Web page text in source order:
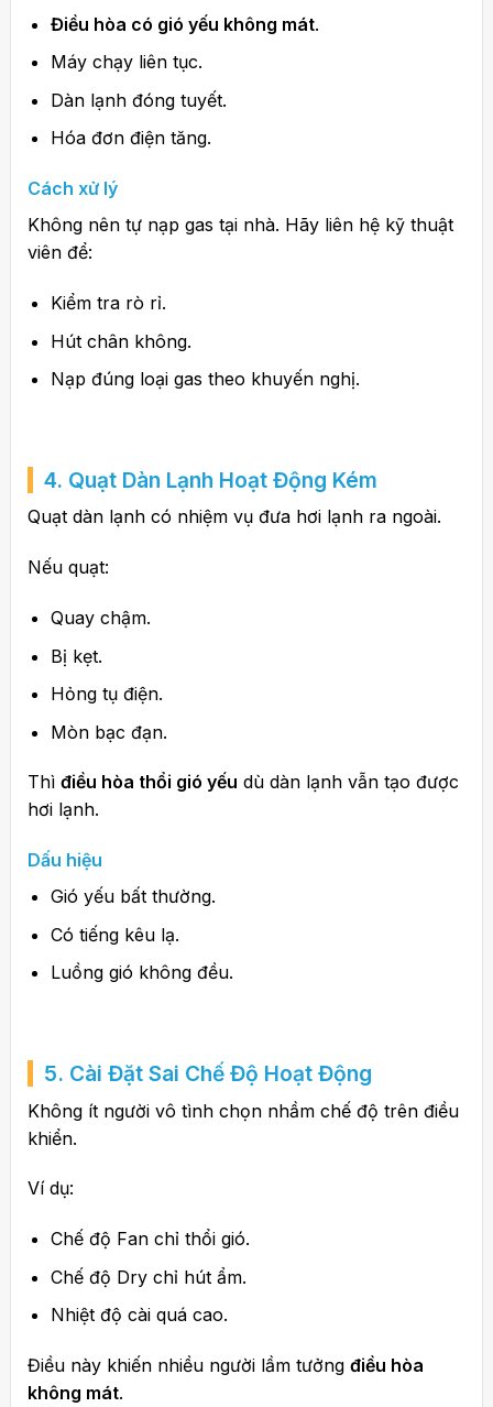
Điều hòa có gió yếu không mát.
Máy chạy liên tục.
Dàn lạnh đóng tuyết.
Hóa đơn điện tăng.
Cách xử lý
Không nên tự nạp gas tại nhà. Hãy liên hệ kỹ thuật
viên để:
Kiểm tra rò rỉ.
Hút chân không.
Nạp đúng loại gas theo khuyến nghị.
4. Quạt Dàn Lạnh Hoạt Động Kém
Quạt dàn lạnh có nhiệm vụ đưa hơi lạnh ra ngoài.
Nếu quạt:
Quay chậm.
Bị kẹt.
Hỏng tụ điện.
Mòn bạc đạn.
Thì điều hòa thổi gió yếu dù dàn lạnh vẫn tạo được
hơi lạnh.
Dấu hiệu
Gió yếu bất thường.
Có tiếng kêu lạ.
Luồng gió không đều.
5. Cài Đặt Sai Chế Độ Hoạt Động
Không ít người vô tình chọn nhầm chế độ trên điều
khiển.
Ví dụ:
Chế độ Fan chỉ thổi gió.
Chế độ Dry chỉ hút ẩm.
Nhiệt độ cài quá cao.
Điều này khiến nhiều người lầm tưởng điều hòa
không mát.